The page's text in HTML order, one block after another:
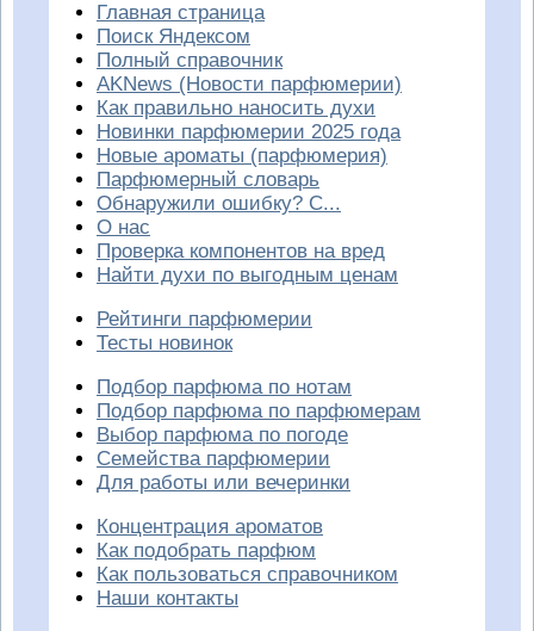
Главная страница
Поиск Яндексом
Полный справочник
AKNews (Новости парфюмерии)
Как правильно наносить духи
Новинки парфюмерии 2025 года
Новые ароматы (парфюмерия)
Парфюмерный словарь
Обнаружили ошибку? С...
О нас
Проверка компонентов на вред
Найти духи по выгодным ценам
Рейтинги парфюмерии
Тесты новинок
Подбор парфюма по нотам
Подбор парфюма по парфюмерам
Выбор парфюма по погоде
Семейства парфюмерии
Для работы или вечеринки
Концентрация ароматов
Как подобрать парфюм
Как пользоваться справочником
Наши контакты